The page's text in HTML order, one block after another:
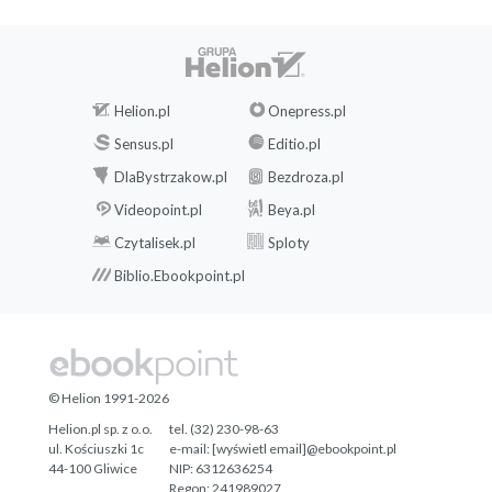
CZYLI KTO ZOSTANIE MISTRZEM ŚWIATA
ROZDZIAŁ 32. PARĘ SŁÓW O PIŁKARSKICH
FINANSACH, CZYLI OD FLORENTINO PÉREZA
DO PRAWA BOSMANA
ROZDZIAŁ 33. SERIAL W ODCINKACH, CZYLI
ROZDZIAŁ 34. GORĄCA PRZEMOWA NA
BERNABÉU, CZYLI DLACZEGO WARTO ZNAĆ
JĘZYKI OBCE
ROZDZIAŁ 35. OCZEKIWANIA VS
Helion.pl
Onepress.pl
Sensus.pl
Editio.pl
DlaBystrzakow.pl
Bezdroza.pl
Videopoint.pl
Beya.pl
Czytalisek.pl
Sploty
Biblio.Ebookpoint.pl
© Helion 1991-2026
Helion.pl sp. z o.o.
ul. Kościuszki 1c
44-100 Gliwice
tel. (32) 230-98-63
e-mail:[wyświetl email]@ebookpoint.pl
NIP: 6312636254
Regon: 241989027